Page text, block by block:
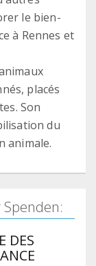
le bien-
à Rennes et
placés
Son
du
animale.
DES